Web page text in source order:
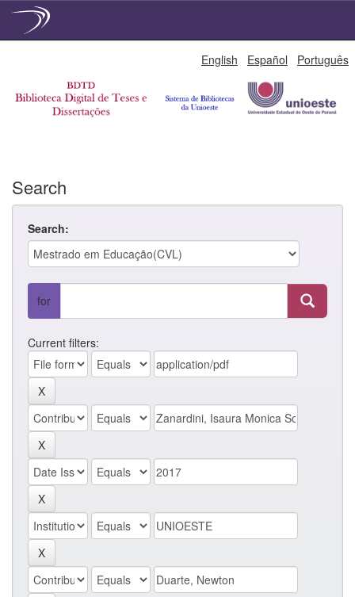
English Español Português
Search
Search:
for
Current filters: